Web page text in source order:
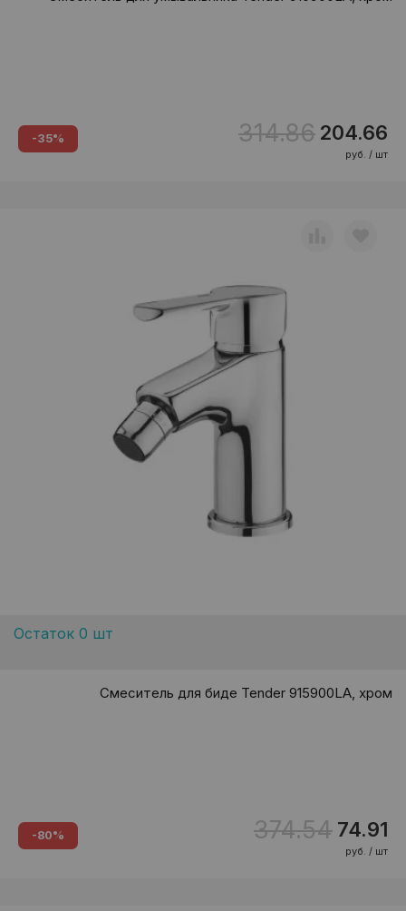
-35% 314.86 204.66
руб. / шт
Остаток 0 шт
Смеситель для биде Tender 915900LA, хром
-80% 374.54 74.91
руб. / шт